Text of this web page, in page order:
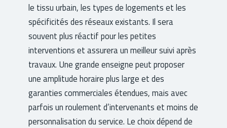
le tissu urbain, les types de logements et les
spécificités des réseaux existants. Il sera
souvent plus réactif pour les petites
interventions et assurera un meilleur suivi après
travaux. Une grande enseigne peut proposer
une amplitude horaire plus large et des
garanties commerciales étendues, mais avec
parfois un roulement d’intervenants et moins de
personnalisation du service. Le choix dépend de